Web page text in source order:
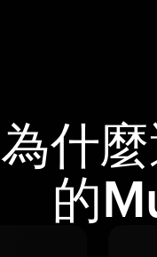
為什
的